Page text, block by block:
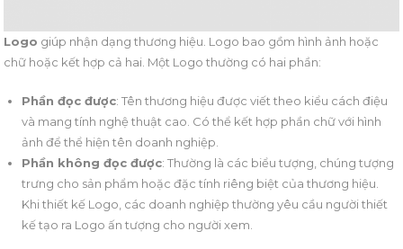
Logo giúp nhận dạng thương hiệu. Logo bao gồm hình ảnh hoặc
chữ hoặc kết hợp cả hai. Một Logo thường có hai phần:
Phần đọc được: Tên thương hiệu được viết theo kiểu cách điệu
và mang tính nghệ thuật cao. Có thể kết hợp phần chữ với hình
ảnh để thể hiện tên doanh nghiệp.
Phần không đọc được: Thường là các biểu tượng, chúng tượng
trưng cho sản phẩm hoặc đặc tính riêng biệt của thương hiệu.
Khi thiết kế Logo, các doanh nghiệp thường yêu cầu người thiết
kế tạo ra Logo ấn tượng cho người xem.